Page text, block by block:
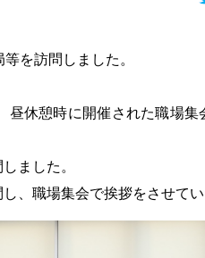
を訪問しました。
休憩時に開催された職場集
ました。
、職場集会で挨拶をさせてい